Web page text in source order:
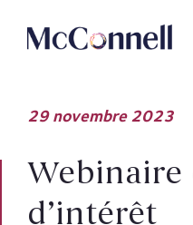
Passer au contenu principal
29 novembre 2023
Webinaire
d’intérêt